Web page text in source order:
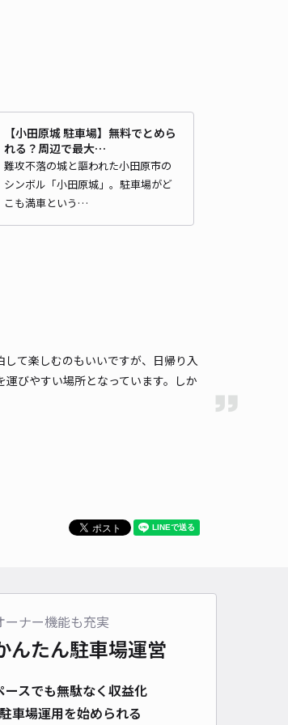
タイプ 平置き 再入庫 可
車幅 200cm 以下
動車コンパクトカー 中型車 ワンボックス
【小田原城 駐車場】無料でとめら
れる？周辺で最大…
難攻不落の城と謳われた小田原市の
シンボル「小田原城」。駐車場がど
こも満車という…
て楽しむのもいいですが、日帰り入
びやすい場所となっています。しか
ーナー機能も充実
んたん駐車場運営
ースでも無駄なく収益化
車場運用を始められる